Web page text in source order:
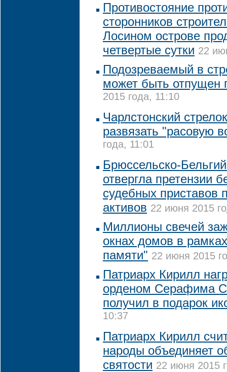
Противостояние
сторонников
Лосином острове
четвертые сутки 22
Подозреваемый в
может быть отпущен
2015 года, 11:10
Чарлстонский
развязать "расовую
года, 11:01
Брюссельско-
отвергла претензии
судебных приставов
активов 22 июня 2015
Миллионы свечей
окнах домов в
памяти" 22 июня 2015
Патриарх Кирилл
орденом Серафима
получил в подарок
10:37
Патриарх Кирилл
народы объединяет
святости 22 июня 2015